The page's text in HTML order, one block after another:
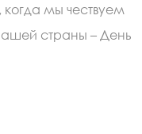
когда мы чествуем
страны – День